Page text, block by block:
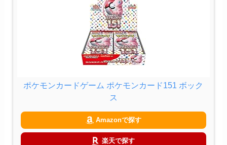
ポケモンカードゲーム ポケモンカード151 ボック
ス
Amazonで探す
楽天で探す